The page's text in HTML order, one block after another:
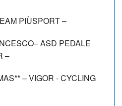
PIÙSPORT –
ASD PEDALE
–
– VIGOR - CYCLING